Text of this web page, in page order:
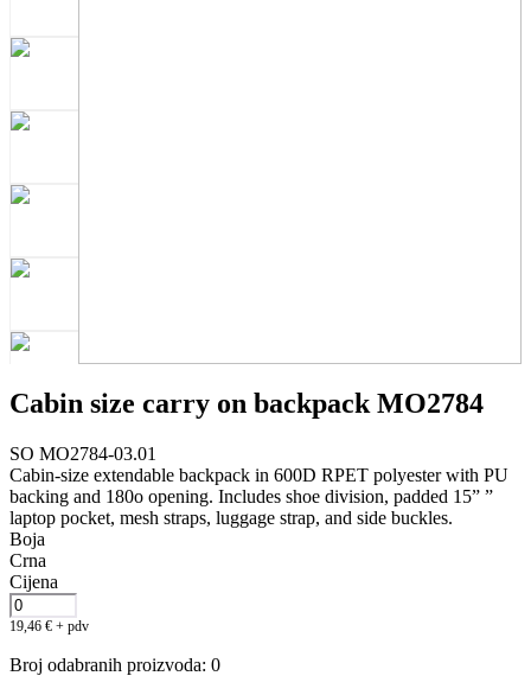
Cabin size carry on backpack MO2784
SO MO2784-03.01
Cabin-size extendable backpack in 600D RPET polyester with PU
backing and 180o opening. Includes shoe division, padded 15” ”
laptop pocket, mesh straps, luggage strap, and side buckles.
Boja
Crna
Cijena
19,46 € + pdv
Broj odabranih proizvoda: 0